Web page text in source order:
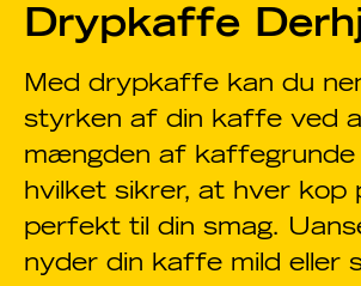
Drypkaffe
Med drypkaffe kan du
styrken af din kaffe ved
mængden af kaffegrunde
hvilket sikrer, at hver kop
perfekt til din smag.
nyder din kaffe mild eller